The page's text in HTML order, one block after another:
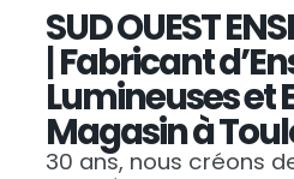
SUD OUEST
|Fabricant
Lumineuses et
Magasin à
30 ans, nous créons